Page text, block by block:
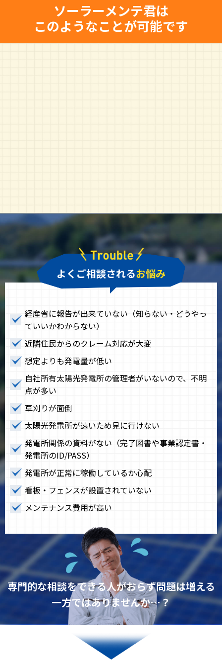
ソーラーメンテ君は
このようなことが可能です
よくご相談されるお悩み
経産省に報告が出来ていない（知らない・どうやっ
ていいかわからない）
近隣住民からのクレーム対応が大変
想定よりも発電量が低い
自社所有太陽光発電所の管理者がいないので、不明
点が多い
草刈りが面倒
太陽光発電所が遠いため見に行けない
発電所関係の資料がない（完了図書や事業認定書・
発電所のID/PASS）
発電所が正常に稼働しているか心配
看板・フェンスが設置されていない
メンテナンス費用が高い
専門的な相談をできる人がおらず問題は増える
一方ではありませんか…？